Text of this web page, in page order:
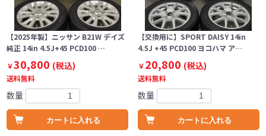
【2025年製】ニッサン B21W デイズ
純正 14in 4.5J+45 PCD100 …
￥30,800 (税込)
送料無料
数量
カートに入れる
【交換用に】SPORT DAISY 14in
4.5J +45 PCD100 ヨコハマ ア…
￥20,800 (税込)
送料無料
数量
カートに入れる